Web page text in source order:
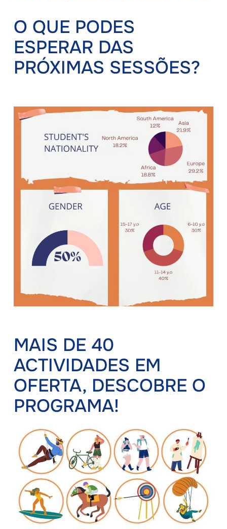
O QUE PODES
ESPERAR DAS
PRÓXIMAS SESSÕES?
MAIS DE 40
ACTIVIDADES EM
OFERTA, DESCOBRE O
PROGRAMA!